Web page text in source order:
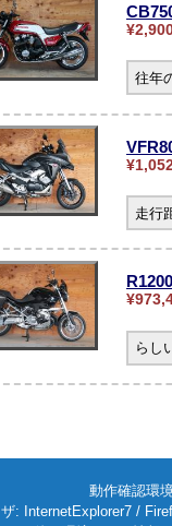
往年
走行
らし
動作確認環
: InternetExplorer7 /